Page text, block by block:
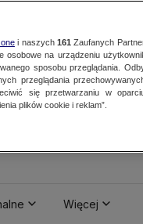
Więcej
i naszych 161 Zaufanych
osobowe na urządzeniu
sposobu przeglądania.
przeglądania
się przetwarzaniu w
plików cookie i reklam”.